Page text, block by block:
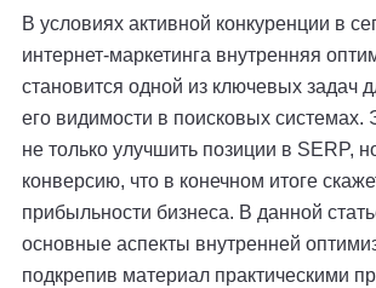
В условиях активной конкуренции в
интернет-маркетинга внутренняя
становится одной из ключевых задач
его видимости в поисковых системах.
не только улучшить позиции в SERP,
конверсию, что в конечном итоге
прибыльности бизнеса. В данной
основные аспекты внутренней
подкрепив материал практическими